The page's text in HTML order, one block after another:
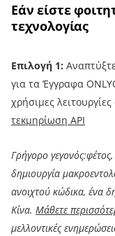
Εάν είστε
τεχνολογίας
Επιλογή 1:
για τα Έγγραφα
χρήσιμες
τεκμηρίωση API
Γρήγορο
δημιουργία
ανοιχτού κώδικα, ένα
Κίνα. Μάθετε
μελλοντικές